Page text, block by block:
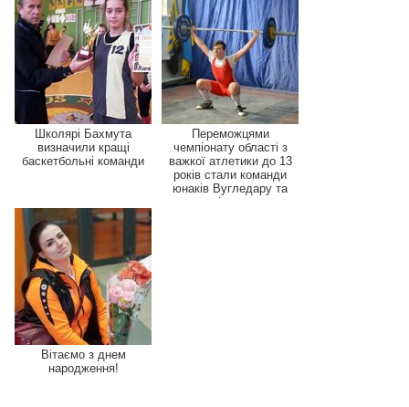
Школярі Бахмута
визначили кращі
баскетбольні команди
Переможцями
чемпіонату області з
важкої атлетики до 13
років стали команди
юнаків Вугледару та
дівча...
Вітаємо з днем
народження!